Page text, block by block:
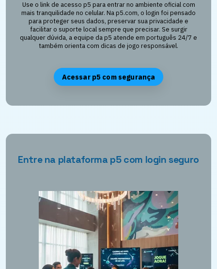
Use o link de acesso p5 para entrar no ambiente oficial com
mais tranquilidade no celular. Na p5.com, o login foi pensado
para proteger seus dados, preservar sua privacidade e
facilitar o suporte local sempre que precisar. Se surgir
qualquer dúvida, a equipe da p5 atende em português 24/7 e
também orienta com dicas de jogo responsável.
Acessar p5 com segurança
Entre na plataforma p5 com login seguro